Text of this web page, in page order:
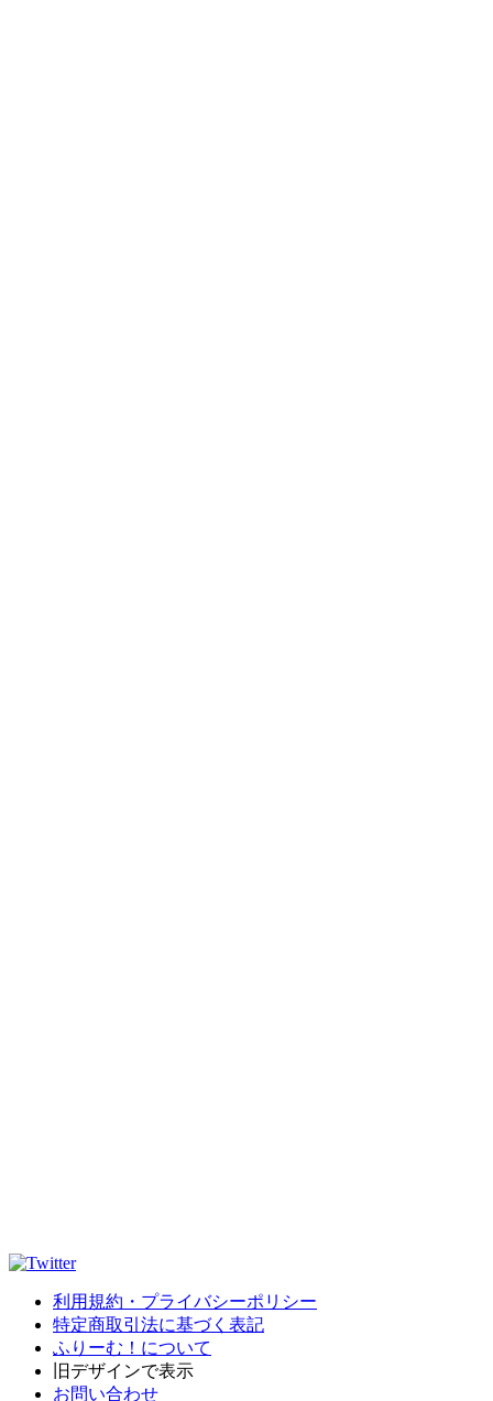
利用規約・プライバシーポリシー
特定商取引法に基づく表記
ふりーむ！について
旧デザインで表示
お問い合わせ